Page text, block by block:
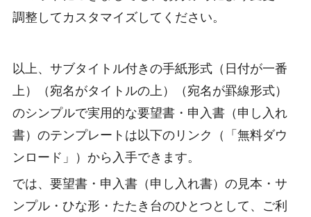
調整してカスタマイズしてください。
以上、サブタイトル付きの手紙形式（日付が一番
上）（宛名がタイトルの上）（宛名が罫線形式）
のシンプルで実用的な要望書・申入書（申し入れ
書）のテンプレートは以下のリンク（「無料ダウ
ンロード」）から入手できます。
では、要望書・申入書（申し入れ書）の見本・サ
ンプル・ひな形・たたき台のひとつとして、ご利